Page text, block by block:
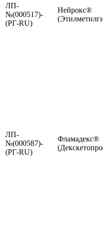
ЛП-
№(000517)-
(РГ-RU)
Нейрокс®
ЛП-
№(000587)-
(РГ-RU)
Фламадекс®